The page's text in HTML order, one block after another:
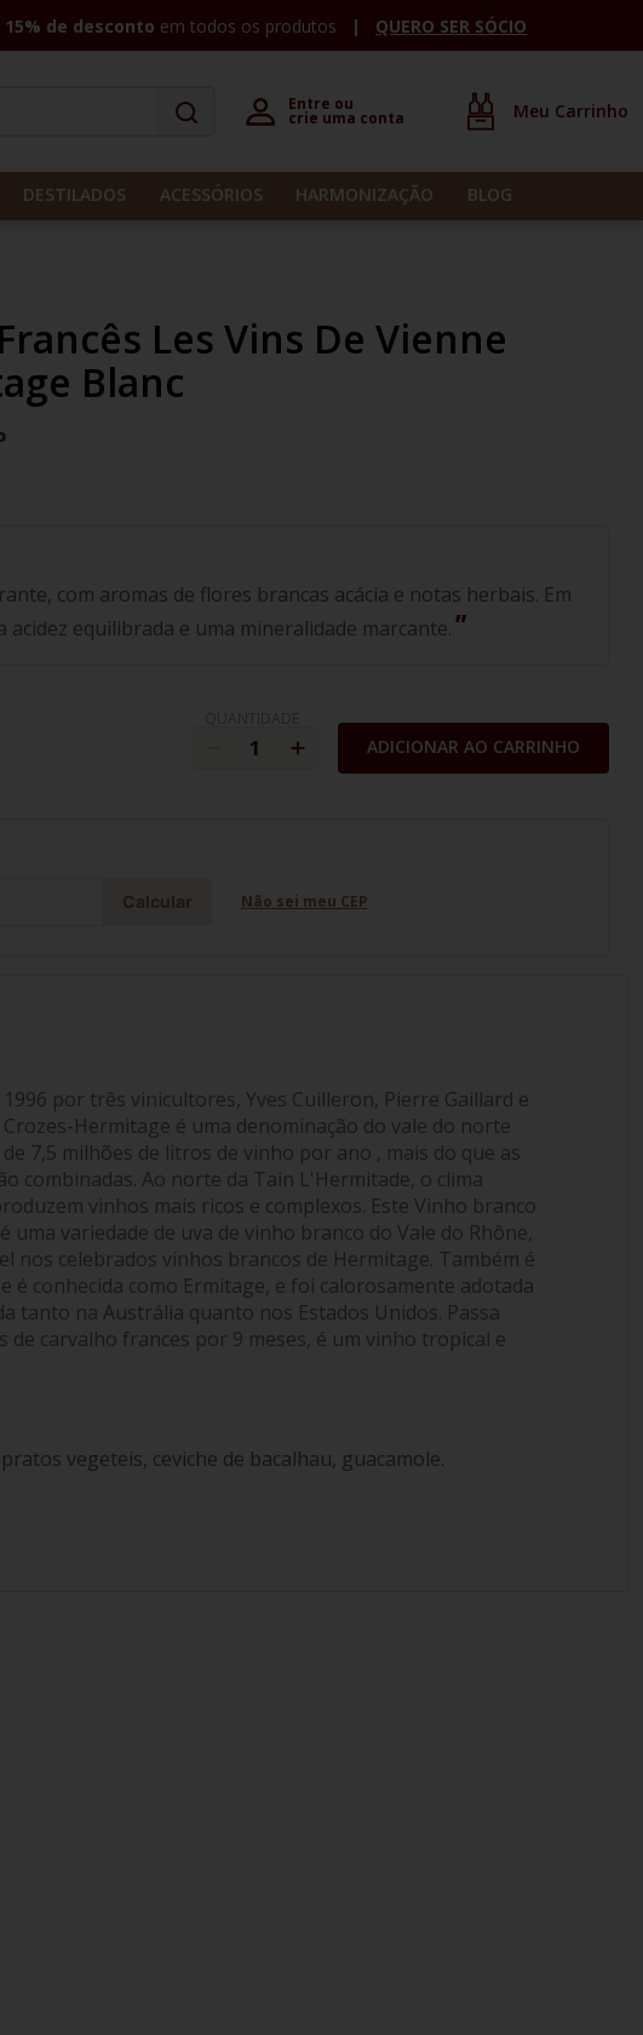
15% de desconto em todos os produtos QUERO SER SÓCIO
Entre ou
crie uma conta
DESTILADOS ACESSÓRIOS HARMONIZAÇÃO BLOG
Les Vins De Vienne
Blanc
com aromas de flores brancas acácia e notas herbais. Em
acidez equilibrada e uma mineralidade marcante.
ADICIONAR AO CARRINHO
Calcular Não sei meu CEP
por três vinicultores, Yves Cuilleron, Pierre Gaillard e
Hermitage é uma denominação do vale do norte
7,5 milhões de litros de vinho por ano , mais do que as
combinadas. Ao norte da Tain L'Hermitade, o clima
vinhos mais ricos e complexos. Este Vinho branco
uma variedade de uva de vinho branco do Vale do Rhône,
nos celebrados vinhos brancos de Hermitage. Também é
é conhecida como Ermitage, e foi calorosamente adotada
tanto na Austrália quanto nos Estados Unidos. Passa
de carvalho frances por 9 meses, é um vinho tropical e
vegeteis, ceviche de bacalhau, guacamole.